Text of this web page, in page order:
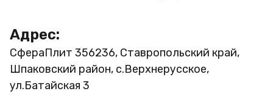
Адрес:
СфераПлит 356236, Ставропольский край,
Шпаковский район, с.Верхнерусское,
ул.Батайская 3